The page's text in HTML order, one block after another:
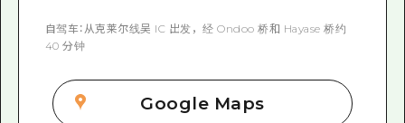
自驾车：从克莱尔线吴 IC 出发，经 Ondoo 桥和 Hayase 桥约
40 分钟
Google Maps